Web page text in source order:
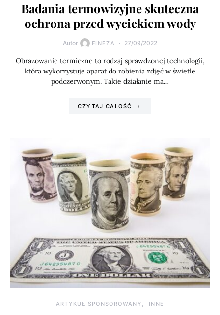
Badania termowizyjne skuteczna
ochrona przed wyciekiem wody
Autor FINEZA 27/09/2022
Obrazowanie termiczne to rodzaj sprawdzonej technologii,
która wykorzystuje aparat do robienia zdjęć w świetle
podczerwonym. Takie działanie ma…
CZYTAJ CAŁOŚĆ
ARTYKUŁ SPONSOROWANY INNE